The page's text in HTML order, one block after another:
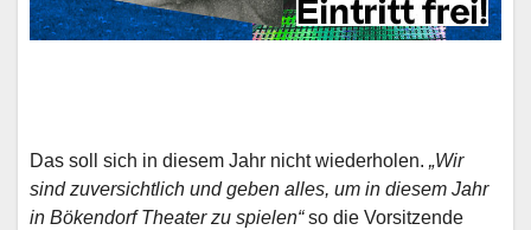
Das soll sich in diesem Jahr nicht wiederholen. „Wir
sind zuversichtlich und geben alles, um in diesem Jahr
in Bökendorf Theater zu spielen“so die Vorsitzende